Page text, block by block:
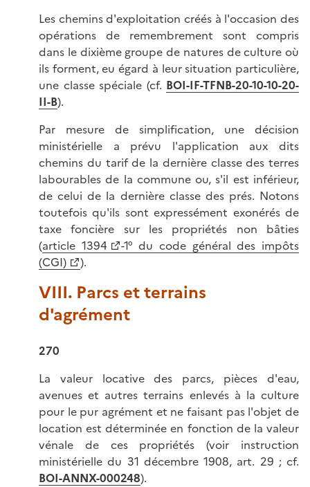
Les chemins d'exploitation créés à l'occasion des
opérations de remembrement sont compris
dans le dixième groupe de natures de culture où
ils forment, eu égard à leur situation particulière,
une classe spéciale (cf. BOI-IF-TFNB-20-10-10-20-
II-B).
Par mesure de simplification, une décision
ministérielle a prévu l'application aux dits
chemins du tarif de la dernière classe des terres
labourables de la commune ou, s'il est inférieur,
de celui de la dernière classe des prés. Notons
toutefois qu'ils sont expressément exonérés de
taxe foncière sur les propriétés non bâties
(article 1394
-1° du code général des impôts
(CGI)
).
VIII. Parcs et terrains
d'agrément
270
La valeur locative des parcs, pièces d'eau,
avenues et autres terrains enlevés à la culture
pour le pur agrément et ne faisant pas l'objet de
location est déterminée en fonction de la valeur
vénale de ces propriétés (voir instruction
ministérielle du 31 décembre 1908, art. 29 ; cf.
BOI-ANNX-000248).